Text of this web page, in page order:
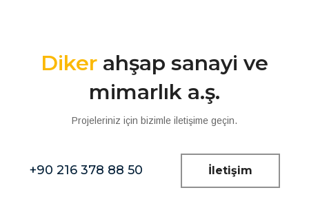
Diker ahşap sanayi ve
mimarlık a.ş.
Projeleriniz için bizimle iletişime geçin.
+90 216 378 88 50 İletişim